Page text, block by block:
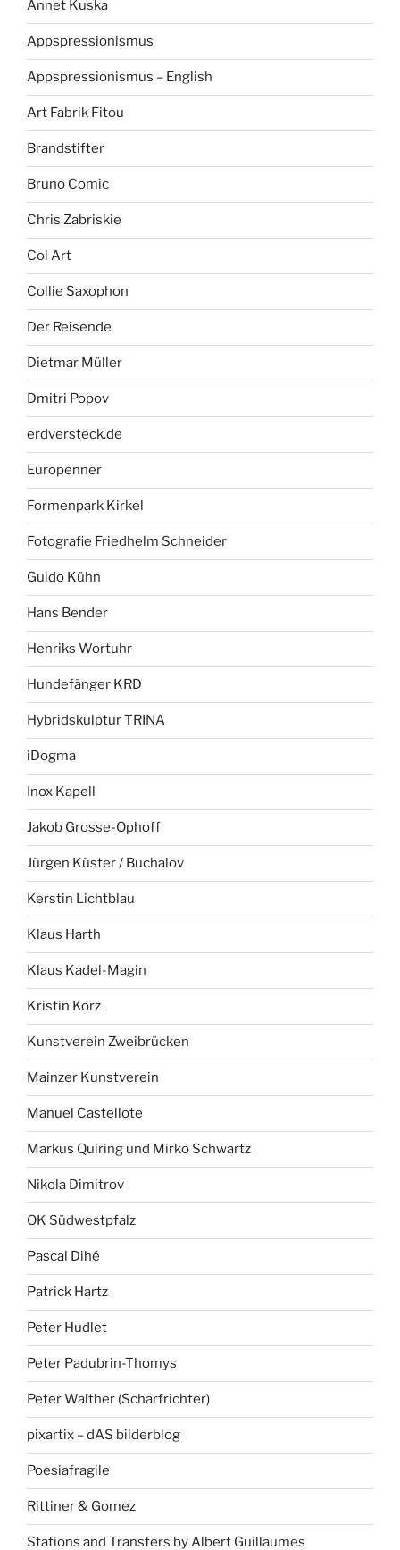
Annet Kuska
Appspressionismus
Appspressionismus – English
Art Fabrik Fitou
Brandstifter
Bruno Comic
Chris Zabriskie
Col Art
Collie Saxophon
Der Reisende
Dietmar Müller
Dmitri Popov
erdversteck.de
Europenner
Formenpark Kirkel
Fotografie Friedhelm Schneider
Guido Kühn
Hans Bender
Henriks Wortuhr
Hundefänger KRD
Hybridskulptur TRINA
iDogma
Inox Kapell
Jakob Grosse-Ophoff
Jürgen Küster / Buchalov
Kerstin Lichtblau
Klaus Harth
Klaus Kadel-Magin
Kristin Korz
Kunstverein Zweibrücken
Mainzer Kunstverein
Manuel Castellote
Markus Quiring und Mirko Schwartz
Nikola Dimitrov
OK Südwestpfalz
Pascal Dihé
Patrick Hartz
Peter Hudlet
Peter Padubrin-Thomys
Peter Walther (Scharfrichter)
pixartix – dAS bilderblog
Poesiafragile
Rittiner & Gomez
Stations and Transfers by Albert Guillaumes